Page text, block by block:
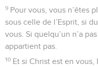
9 Pour vous, vous n’êtes
sous celle de l’Esprit, si
vous. Si quelqu’un n’a
appartient pas.
10 Et si Christ est en